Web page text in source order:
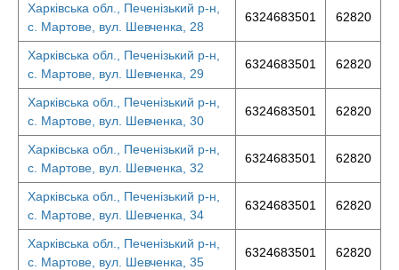
Харківська обл., Печенізький р-н,
с. Мартове, вул. Шевченка, 28
6324683501 62820
Харківська обл., Печенізький р-н,
с. Мартове, вул. Шевченка, 29
6324683501 62820
Харківська обл., Печенізький р-н,
с. Мартове, вул. Шевченка, 30
6324683501 62820
Харківська обл., Печенізький р-н,
с. Мартове, вул. Шевченка, 32
6324683501 62820
Харківська обл., Печенізький р-н,
с. Мартове, вул. Шевченка, 34
6324683501 62820
Харківська обл., Печенізький р-н,
с. Мартове, вул. Шевченка, 35
6324683501 62820